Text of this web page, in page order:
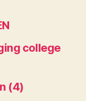
college
(4)